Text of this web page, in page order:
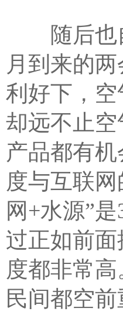
随后也自
月到来的
利好下，
却远不止
产品都有
度与互联
网+水源”
过正如前
度都非常
民间都空